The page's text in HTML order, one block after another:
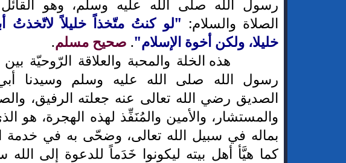
رسول الله صلى الله عليه وسلم، وهو
الصلاة والسلام: "لو كنتُ متّخذاً خليلاً لاتّخذتُ
خليلا، ولكن أخوة الإسلام". صحيح مسلم.
هذه الخلة والمحبة والعلاقة الرّوحيّة بين
رسول الله صلى الله عليه وسلم وسيدنا
الصديق رضي الله تعالى عنه جعلته الرفيق،
والمستشار، والأمين والمُنَفِّذ لهذه الهجرة، هو
بماله في سبيل الله تعالى، وضحّى به في خدمة
كما هيَّأ أهل بيته ليكونوا خَدَماً للدعوة إلى الله